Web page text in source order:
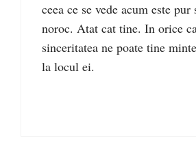
ceea ce se vede acum este
noroc. Atat cat tine. In orice
sinceritatea ne poate tine
la locul ei.